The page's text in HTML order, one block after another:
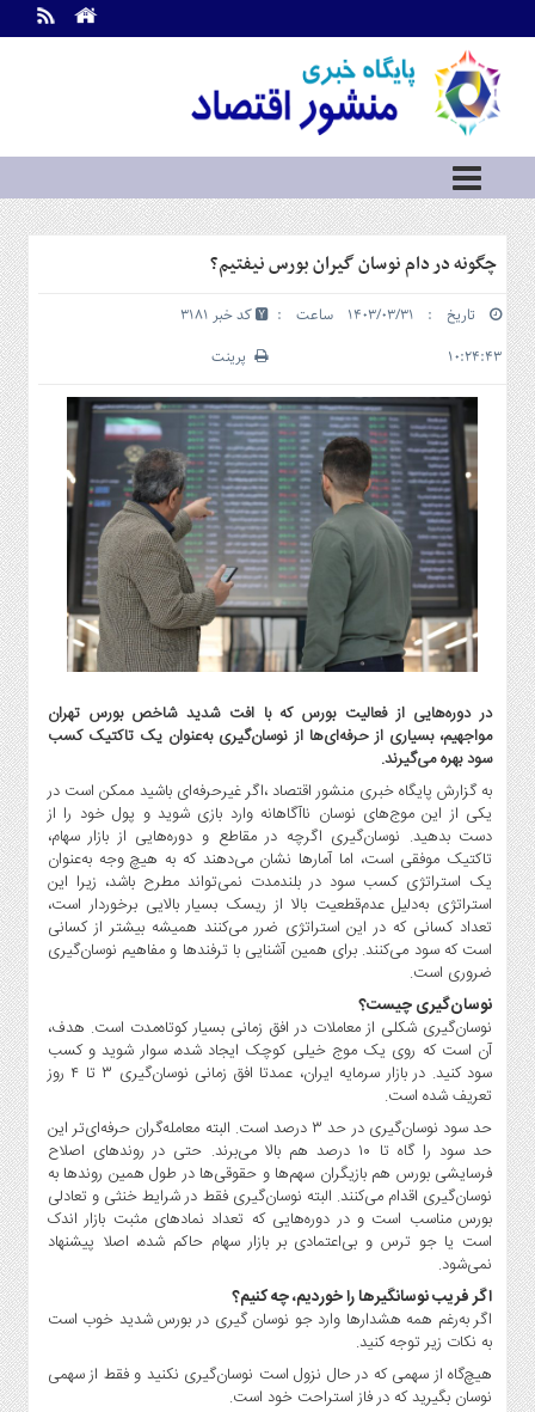
اطلاعات
تماس
ما
درباره
ما
سرویس
ها
بازار
سرمایه
و
بورس
مسکن
و
شهری
گاز
و
پتروشیمی
صنعت
و
خودرو
استارت
آپ
و
فن
آوری
بانک
،
بیمه
و
ارز
دیجیتال
کشاورزی
و
صنایع
غذایی
سیاسی
و
بین
الملل
نگاه
روز
گوناگون
چگونه در دام نوسان‌ گیران بورس نیفتیم؟
تاریخ : ۱۴۰۳/۰۳/۳۱ ساعت :
۱۰:۲۴:۴۳
کد خبر 3181
پرینت
در دوره‌هایی از فعالیت بورس که با افت شدید شاخص بورس تهران
مواجهیم، بسیاری از حرفه‌ای‌ها از نوسان‌گیری به‌عنوان یک تاکتیک کسب
سود بهره می‌گیرند.
به گزارش پایگاه خبری منشور اقتصاد ،اگر غیرحرفه‌ای باشید ممکن است در
یکی از این موج‌های نوسان ناآگاهانه وارد بازی شوید و پول خود را از
دست بدهید. نوسان‌گیری اگرچه در مقاطع و دوره‌هایی از بازار سهام،
تاکتیک موفقی است، اما آمارها نشان می‌دهند که به هیچ وجه به‌عنوان
یک استراتژی کسب سود در بلندمدت نمی‌تواند مطرح باشد، زیرا این
استراتژی به‌دلیل عدم‌قطعیت بالا از ریسک بسیار بالایی برخوردار است،
تعداد کسانی که در این استراتژی ضرر می‌کنند همیشه بیشتر از کسانی
است که سود می‌کنند. برای همین آشنایی با ترفندها و مفاهیم نوسان‌گیری
ضروری است.
نوسان‌گیری چیست؟
نوسان‌گیری شکلی از معاملات در افق زمانی بسیار کوتاه‌مدت است. هدف،
آن است که روی یک موج خیلی کوچک ایجاد شده، سوار شوید و کسب
سود کنید. در بازار سرمایه ایران، عمدتا افق زمانی نوسان‌گیری ۳ تا ۴ روز
تعریف شده است.
حد سود نوسان‌گیری در حد ۳ درصد است. البته معامله‌گران حرفه‌ای‌تر این
حد سود را گاه تا ۱۰ درصد هم بالا می‌برند. حتی در روندهای اصلاح
فرسایشی بورس هم بازیگران سهم‌ها و حقوقی‌ها در طول همین روندها به
نوسان‌گیری اقدام می‌کنند. البته نوسان‌گیری فقط در شرایط خنثی و تعادلی
بورس مناسب است و در دوره‌هایی که تعداد نمادهای مثبت بازار اندک
است یا جو ترس و بی‌اعتمادی بر بازار سهام حاکم شده، اصلا پیشنهاد
نمی‌شود.
اگر فریب نوسانگیرها را خوردیم، چه کنیم؟
اگر به‌رغم همه هشدارها وارد جو نوسان ‌گیری در بورس شدید خوب است
به نکات زیر توجه کنید.
هیچ‌گاه از سهمی که در حال نزول است نوسان‌گیری نکنید و فقط از سهمی
نوسان بگیرید که در فاز استراحت خود است.